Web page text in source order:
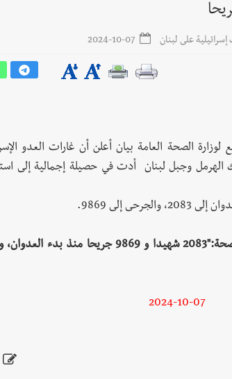
من ضربة قوية... وإعلام إيراني: الاتّفاق مع عُمان
على لبنان
الصحة العامة بيان أعلن أن غارات العدو
الهرمل وجبل لبنان أدت في حصيلة إجمالية إلى
إلى 9869.
2024-10-07